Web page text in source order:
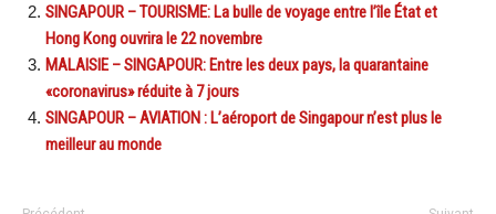
SINGAPOUR – TOURISME: La bulle de voyage entre l’île État et
Hong Kong ouvrira le 22 novembre
MALAISIE – SINGAPOUR: Entre les deux pays, la quarantaine
«coronavirus» réduite à 7 jours
SINGAPOUR – AVIATION : L’aéroport de Singapour n’est plus le
meilleur au monde